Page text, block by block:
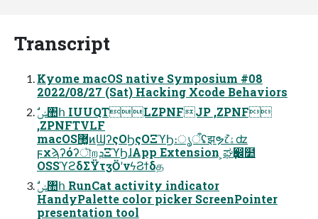
Transcript
Kyome macOS native Symposium #08
2022/08/27 (Sat) Hacking Xcode Behaviors
,ZPNFTVLF
macOS޲͚ͷϢʔςΟϦςΟΞϓϦ։ൃऀʢझຯ݉෭ۀʣ
ϝχϡʔόʔৗறܕΞϓϦɺApp Extension ͕ಘҙ෼໺
OSSϓϩδΣΫτӡӦʹνϟϨϯδத
HandyPalette color picker ScreenPointer
presentation tool